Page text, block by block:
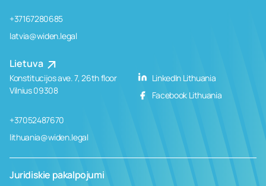
+37167280685
latvia@widen.legal
Lietuva
Konstitucijos ave. 7, 26th floor
Vilnius 09308
+37052487670
lithuania@widen.legal
LinkedIn Lithuania
Facebook Lithuania
Juridiskie pakalpojumi